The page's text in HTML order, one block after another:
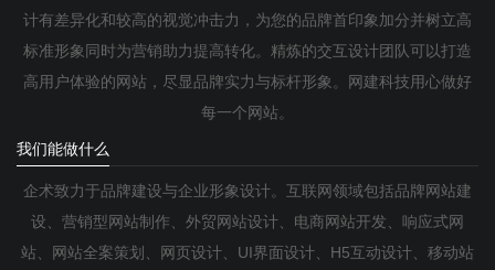
计有差异化和较高的视觉冲击力，为您的品牌首印象加分并树立高
标准形象同时为营销助力提高转化。精炼的交互设计团队可以打造
高用户体验的网站，尽显品牌实力与标杆形象。网建科技用心做好
每一个网站。
我们能做什么
企术致力于品牌建设与企业形象设计。互联网领域包括品牌网站建
设、营销型网站制作、外贸网站设计、电商网站开发、响应式网
站、网站全案策划、网页设计、UI界面设计、H5互动设计、移动站